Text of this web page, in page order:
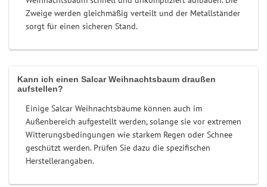
Zweige werden gleichmäßig verteilt und der Metallständer
sorgt für einen sicheren Stand.
Kann ich einen Salcar Weihnachtsbaum draußen
aufstellen?
Einige Salcar Weihnachtsbäume können auch im
Außenbereich aufgestellt werden, solange sie vor extremen
Witterungsbedingungen wie starkem Regen oder Schnee
geschützt werden. Prüfen Sie dazu die spezifischen
Herstellerangaben.